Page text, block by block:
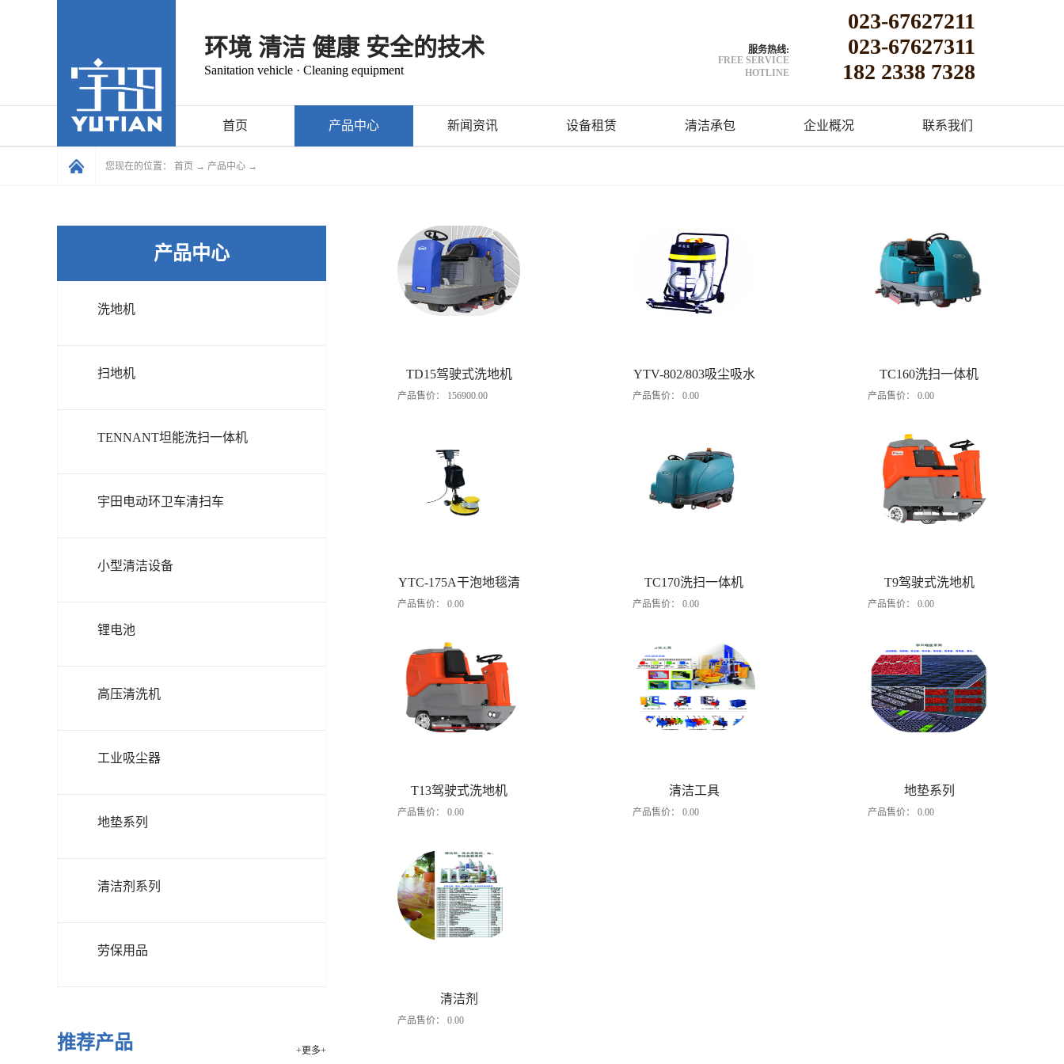
环境 清洁 健康 安全的技术
Sanitation vehicle · Cleaning equipment
服务热线:
FREE SERVICE
HOTLINE
023-67627211
023-67627311
182 2338 7328
首页 产品中心 新闻资讯 设备租赁 清洁承包 企业概况 联系我们
您现在的位置： 首页 → 产品中心 →
产品中心
洗地机
扫地机
TENNANT坦能洗扫一体机
宇田电动环卫车清扫车
小型清洁设备
锂电池
高压清洗机
工业吸尘器
地垫系列
清洁剂系列
劳保用品
推荐产品 +更多+
TD15驾驶式洗地机
产品售价： 156900.00
YTV-802/803吸尘吸水
机
产品售价： 0.00
TC160洗扫一体机
产品售价： 0.00
YTC-175A干泡地毯清
洗机
产品售价： 0.00
TC170洗扫一体机
产品售价： 0.00
T9驾驶式洗地机
产品售价： 0.00
T13驾驶式洗地机
产品售价： 0.00
清洁工具
产品售价： 0.00
地垫系列
产品售价： 0.00
清洁剂
产品售价： 0.00